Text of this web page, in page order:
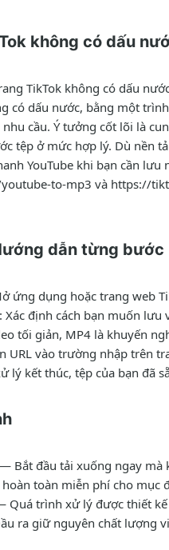
không có dấu
TikTok không có dấu
có dấu nước, bằng một
cầu. Ý tưởng cốt lõi là
tệp ở mức hợp lý. Dù nền
YouTube khi bạn cần
to-mp3 và https://
dẫn từng bước
ứng dụng hoặc trang web
: Xác định cách bạn muốn
tối giản, MP4 là khuyến
URL vào trường nhập trên
lý kết thúc, tệp của bạn đã
— Bắt đầu tải xuống ngay mà
toàn miễn phí cho mục
Quá trình xử lý được thiết
ra giữ nguyên chất lượng